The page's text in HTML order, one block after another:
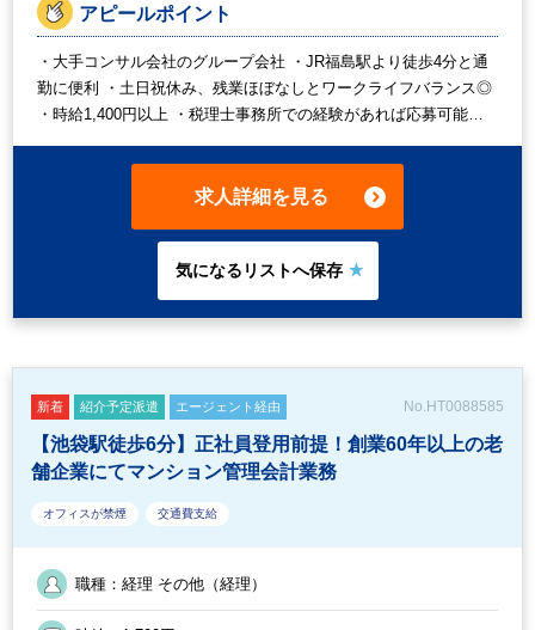
合格/税理士試験 ４科目合格/日商簿記 １級
アピールポイント
・大手コンサル会社のグループ会社 ・JR福島駅より徒歩4分と通
勤に便利 ・土日祝休み、残業ほぼなしとワークライフバランス◎
・時給1,400円以上 ・税理士事務所での経験があれば応募可能で
求人詳細を見る
新着 紹介予定派遣 エージェント経由 No.HT0088585
【池袋駅徒歩6分】正社員登用前提！創業60年以上の老
舗企業にてマンション管理会計業務
オフィスが禁煙 交通費支給
職種：経理 その他（経理）